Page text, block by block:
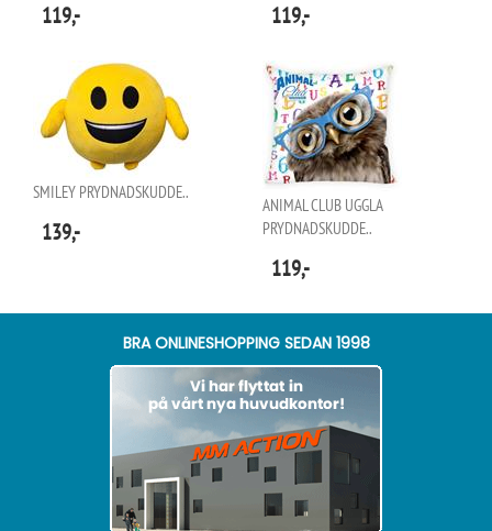
119,- 119,-
SMILEY PRYDNADSKUDDE..
139,-
ANIMAL CLUB UGGLA
PRYDNADSKUDDE..
119,-
BRA ONLINESHOPPING SEDAN 1998